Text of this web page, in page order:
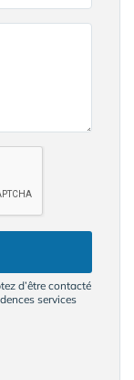
d’être contacté
services